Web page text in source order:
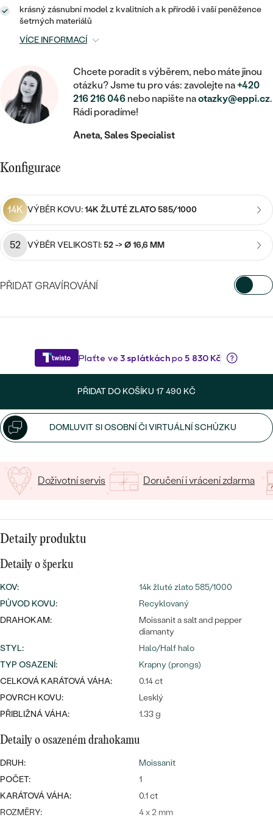
RUČNĚ RYTÉ
S VÝPLNÍ
DLE CENY
CENOVĚ DOSTUPNÉ
LUXUSNÍ
Nejprodávanější
snubní prsteny
ZAČÍT S LAB-GROWN DIAMANTEM
ZAČÍT S BAREVNÝM DIAMANTEM
DLE DRAHOKAMU
DIAMANT
LAB-GROWN DIAMANT
MOISSANIT
BAREVNÝ DIAMANT
ČERNÝ DIAMANT
SALT AND PEPPER DIAMANT
DRAHOKAM
ZLATO
STŘÍBRO
Wave kolekce
DĚTSKÉ ŠPERKY
DOPLŇKY
DLE MATERIÁLU
STŘÍBRO
PLATINA
DLE KAMENE
S PERLAMI
PERSONALIZOVANÉ
MINIMALISTICKÉ
PODLE BARVY
PODLE TVARU KAMENE
NA MÍRU
DIAMANTY
DĚTSKÉ
PIERCING
DLE KAMENE
S DIAMANTY
S DRAHOKAMY
S PERLAMI
DLE CENY
CENOVĚ DOSTUPNÉ
LUXUSNÍ
Nejprodávanější
náušnice
PROHLÉDNOUT
MEDAILONKY
ŘETÍZKY
VE TVARU SRDCE
SE ZVÍŘATY
S DIAMANTY
S DRAHOKAMY
S PERLAMI
Personalizované
přívěsky
OBJEVIT
STATEMENT
PERSONALIZOVANÉ
S PERLAMI
DLE CENY
CENOVĚ DOSTUPNÉ
Nejprodávanější
prsteny
PROHLÉDNOUT
krásný zásnubní model z kvalitních a k přírodě i vaší peněžence
šetrných materiálů
VÍCE INFORMACÍ
Chcete poradit s výběrem, nebo máte jinou
otázku? Jsme tu pro vás: zavolejte na+420
216 216 046 nebo napište naotazky@eppi.cz.
Rádi poradíme!
Aneta, Sales Specialist
Konfigurace
14K VÝBĚR KOVU:14K ŽLUTÉ ZLATO 585/1000
52 VÝBĚR VELIKOSTI:52 -> Ø 16,6 MM
PŘIDAT GRAVÍROVÁNÍ
Napište iniciály/text
PŘIDAT DO KOŠÍKU 17 490 KČ
DOMLUVIT SI OSOBNÍ ČI VIRTUÁLNÍ SCHŮZKU
Doživotní servis Doručení i vrácení zdarma
Detaily produktu
Detaily o šperku
KOV:
14k žluté zlato 585/1000
PŮVOD KOVU:
Recyklovaný
DRAHOKAM:
Moissanit a salt and pepper
diamanty
STYL:
Halo/Half halo
TYP OSAZENÍ:
Krapny (prongs)
CELKOVÁ KARÁTOVÁ VÁHA:
0.14 ct
POVRCH KOVU:
Lesklý
PŘIBLIŽNÁ VÁHA:
1.33 g
Detaily o osazeném drahokamu
DRUH:
Moissanit
POČET:
1
KARÁTOVÁ VÁHA:
0.1 ct
ROZMĚRY:
4 x 2 mm